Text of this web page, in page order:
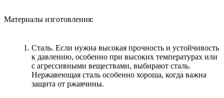
Материалы изготовления:
Сталь. Если нужна высокая прочность и устойчивость
к давлению, особенно при высоких температурах или
с агрессивными веществами, выбирают сталь.
Нержавеющая сталь особенно хороша, когда важна
защита от ржавчины.